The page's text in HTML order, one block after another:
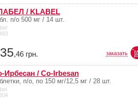
/ KLABEL
п/о 500 мг / 14 шт.
,46 грн. заказать
Ирбесан / Co-Irbesan
п/о, по 150 мг/12,5 мг / 28 шт.